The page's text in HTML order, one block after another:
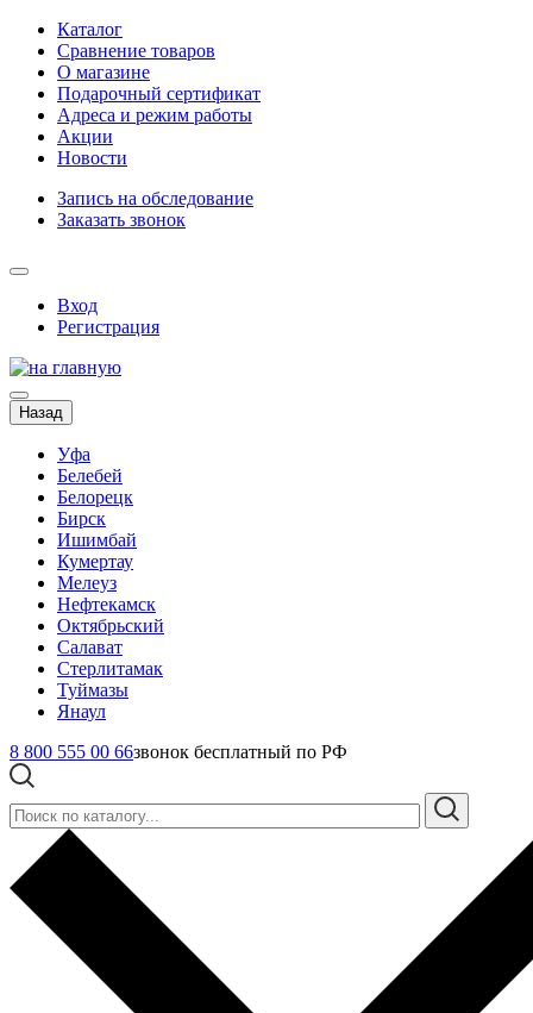
Каталог
Сравнение товаров
О магазине
Подарочный сертификат
Адреса и режим работы
Акции
Новости
Запись на обследование
Заказать звонок
Вход
Регистрация
Назад
Уфа
Белебей
Белорецк
Бирск
Ишимбай
Кумертау
Мелеуз
Нефтекамск
Октябрьский
Салават
Стерлитамак
Туймазы
Янаул
8 800 555 00 66звонок бесплатный по РФ